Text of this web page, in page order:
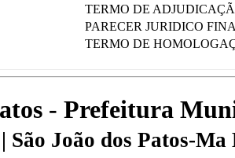
TERMO DE
PARECER JURIDICO
TERMO DE
- Prefeitura
João dos Patos-Ma